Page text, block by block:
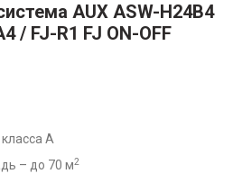
AUX ASW-H24B4
/ FJ-R1 FJ ON-OFF
А
– до 70 м2